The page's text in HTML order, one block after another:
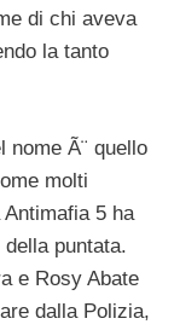
di chi aveva
la tanto
Ã¨ quello
molti
5 ha
della puntata.
e Rosy Abate
dalla Polizia,